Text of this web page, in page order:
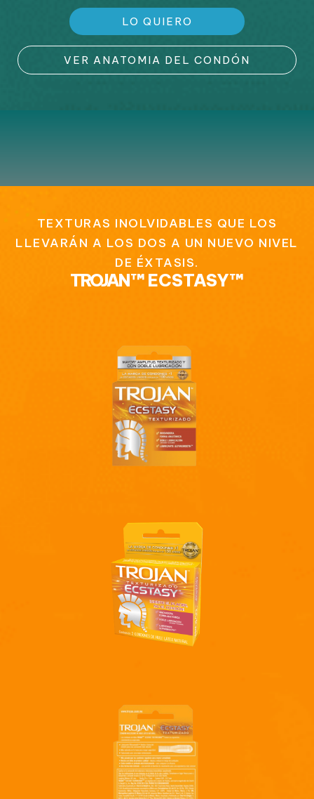
LO QUIERO
VER ANATOMIA DEL CONDÓN
TEXTURAS INOLVIDABLES QUE LOS
LLEVARÁN A LOS DOS A UN NUEVO NIVEL
DE ÉXTASIS.
TROJAN™ECSTASY™